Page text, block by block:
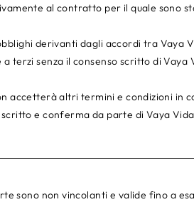
al contratto per il quale sono
derivanti dagli accordi tra Vaya
terzi senza il consenso scritto di Vaya
accetterà altri termini e condizioni in
e conferma da parte di Vaya
sono non vincolanti e valide fino a